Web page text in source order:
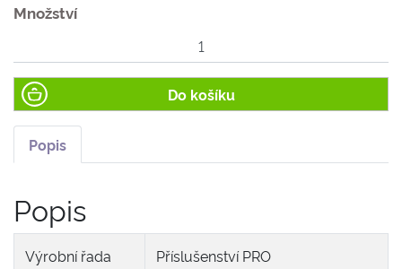
Množství
Do košíku
Popis
Popis
Výrobní řada Příslušenství PRO